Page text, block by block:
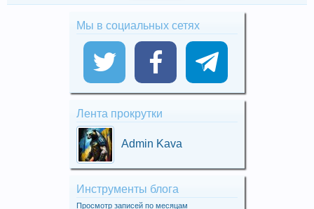
Мы в социальных сетях
Лента прокрутки
Admin Kava
Инструменты блога
Просмотр записей по месяцам